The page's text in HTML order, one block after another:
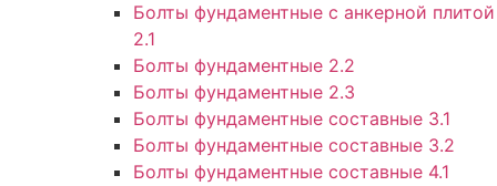
Болты фундаментные с анкерной плитой
2.1
Болты фундаментные 2.2
Болты фундаментные 2.3
Болты фундаментные составные 3.1
Болты фундаментные составные 3.2
Болты фундаментные составные 4.1